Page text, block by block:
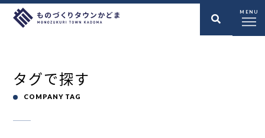
MENU
タグで探す
COMPANY TAG